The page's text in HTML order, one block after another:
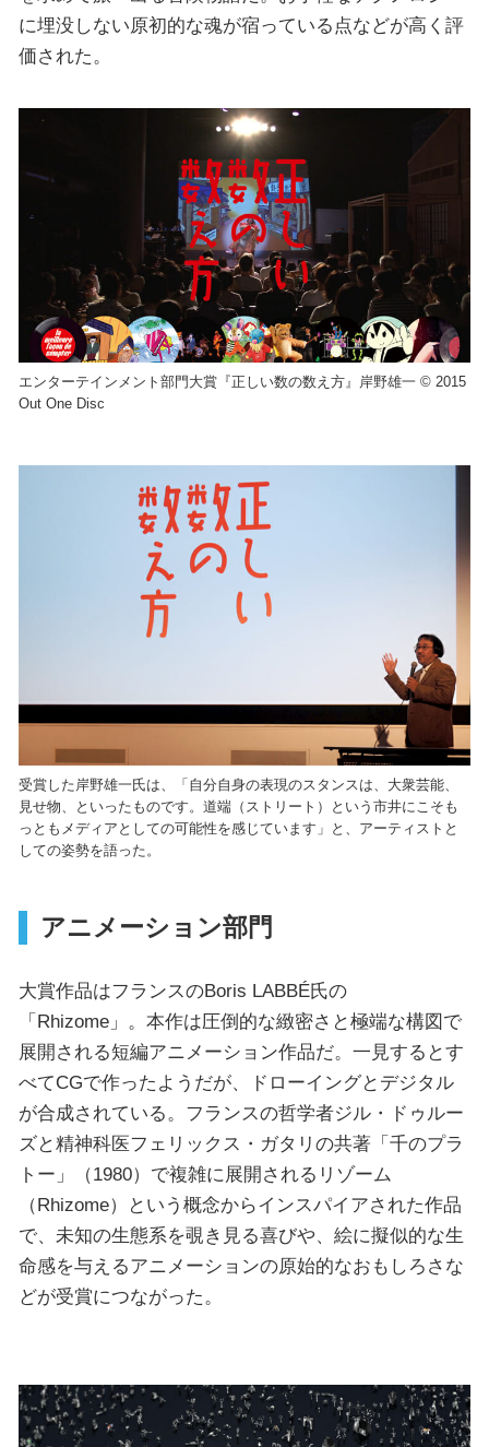
に埋没しない原初的な魂が宿っている点などが高く評
価された。
エンターテインメント部門大賞『正しい数の数え方』岸野雄一 © 2015
Out One Disc
受賞した岸野雄一氏は、「自分自身の表現のスタンスは、大衆芸能、
見せ物、といったものです。道端（ストリート）という市井にこそも
っともメディアとしての可能性を感じています」と、アーティストと
しての姿勢を語った。
アニメーション部門
大賞作品はフランスのBoris LABBÉ氏の
「Rhizome」。本作は圧倒的な緻密さと極端な構図で
展開される短編アニメーション作品だ。一見するとす
べてCGで作ったようだが、ドローイングとデジタル
が合成されている。フランスの哲学者ジル・ドゥルー
ズと精神科医フェリックス・ガタリの共著「千のプラ
トー」（1980）で複雑に展開されるリゾーム
（Rhizome）という概念からインスパイアされた作品
で、未知の生態系を覗き見る喜びや、絵に擬似的な生
命感を与えるアニメーションの原始的なおもしろさな
どが受賞につながった。